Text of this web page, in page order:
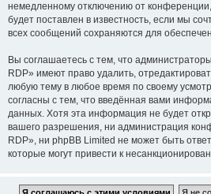
немедленному отключению от
будет поставлен в известность, если мы
всех сообщений сохраняются для
Вы соглашаетесь с тем, что
RDP» имеют право удалить,
любую тему в любое время по своему
согласны с тем, что введённая вами
данных. Хотя эта информация не будет
вашего разрешения, ни администрация
RDP», ни phpBB Limited не может быть
которые могут привести к